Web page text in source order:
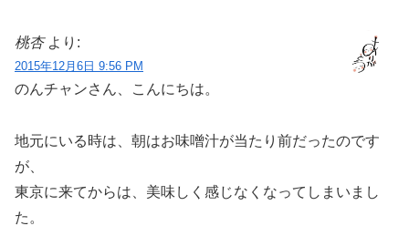
桃杏 より:
2015年12月6日 9:56 PM
のんチャンさん、こんにちは。
地元にいる時は、朝はお味噌汁が当たり前だったのです
が、
東京に来てからは、美味しく感じなくなってしまいまし
た。